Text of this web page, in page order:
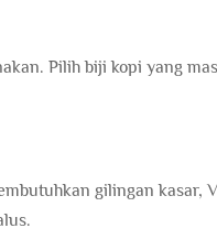
Pilih biji kopi yang
gilingan kasar,